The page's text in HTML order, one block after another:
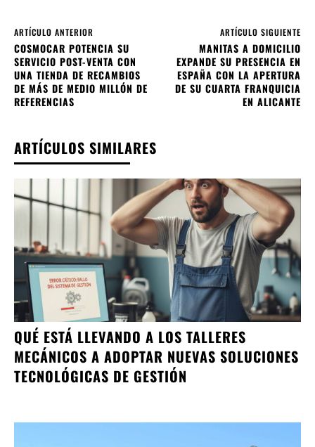
ARTÍCULO ANTERIOR
COSMOCAR POTENCIA SU
SERVICIO POST-VENTA CON
UNA TIENDA DE RECAMBIOS
DE MÁS DE MEDIO MILLÓN DE
REFERENCIAS
ARTÍCULO SIGUIENTE
MANITAS A DOMICILIO
EXPANDE SU PRESENCIA EN
ESPAÑA CON LA APERTURA
DE SU CUARTA FRANQUICIA
EN ALICANTE
ARTÍCULOS SIMILARES
QUÉ ESTÁ LLEVANDO A LOS TALLERES
MECÁNICOS A ADOPTAR NUEVAS SOLUCIONES
TECNOLÓGICAS DE GESTIÓN